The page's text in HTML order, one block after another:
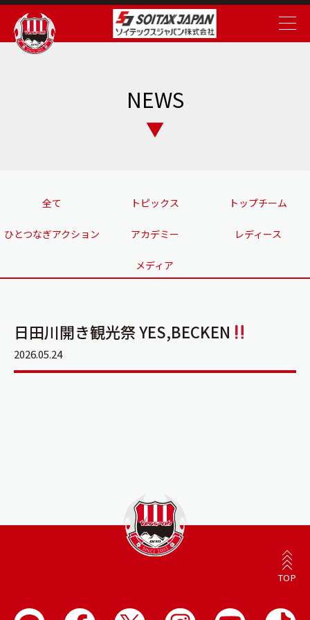
NEWS
全て トピックス トップチーム
ひとつなぎアクション アカデミー レディース
メディア
日田川開き観光祭 YES,BECKEN
2026.05.24
TOP